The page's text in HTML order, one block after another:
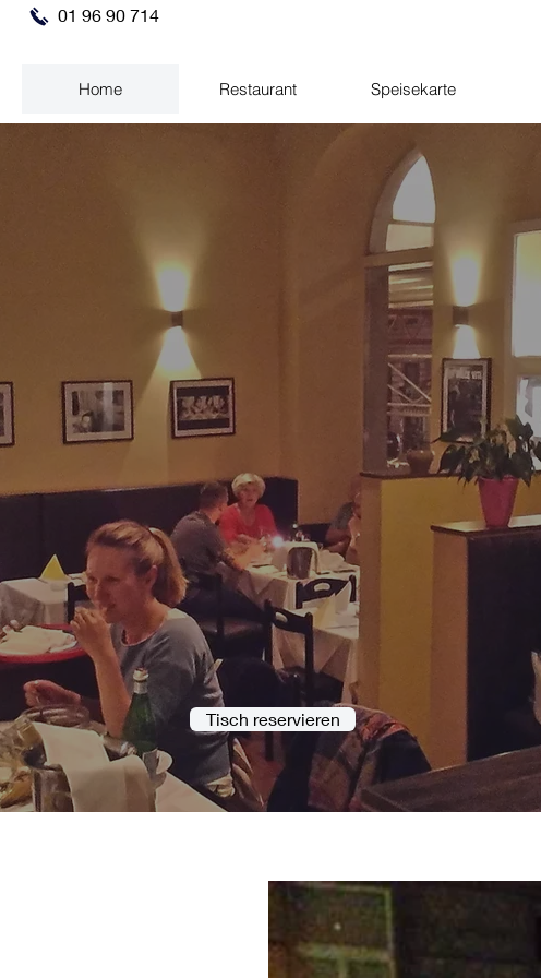
01 96 90 714
Home Restaurant Speisekarte
Tisch reservieren